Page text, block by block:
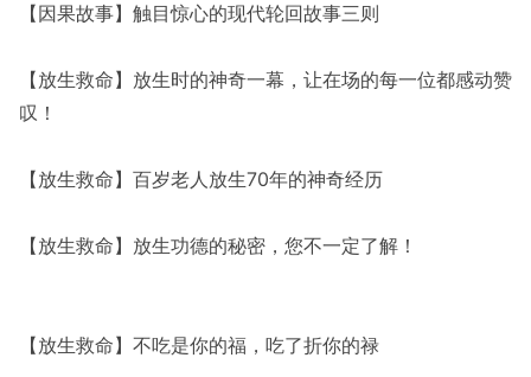
【因果故事】触目惊心的现代轮回故事三则
【放生救命】放生时的神奇一幕，让在场的每一位都感动赞
叹！
【放生救命】百岁老人放生70年的神奇经历
【放生救命】放生功德的秘密，您不一定了解！
【放生救命】不吃是你的福，吃了折你的禄